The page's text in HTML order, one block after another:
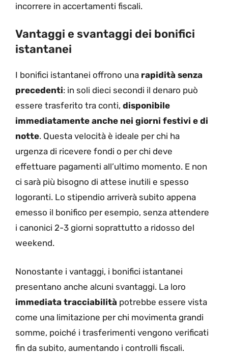
incorrere in accertamenti fiscali.
Vantaggi e svantaggi dei bonifici
istantanei
I bonifici istantanei offrono una rapidità senza
precedenti: in soli dieci secondi il denaro può
essere trasferito tra conti, disponibile
immediatamente anche nei giorni festivi e di
notte. Questa velocità è ideale per chi ha
urgenza di ricevere fondi o per chi deve
effettuare pagamenti all’ultimo momento. E non
ci sarà più bisogno di attese inutili e spesso
logoranti. Lo stipendio arriverà subito appena
emesso il bonifico per esempio, senza attendere
i canonici 2-3 giorni soprattutto a ridosso del
weekend.
Nonostante i vantaggi, i bonifici istantanei
presentano anche alcuni svantaggi. La loro
immediata tracciabilità potrebbe essere vista
come una limitazione per chi movimenta grandi
somme, poiché i trasferimenti vengono verificati
fin da subito, aumentando i controlli fiscali.